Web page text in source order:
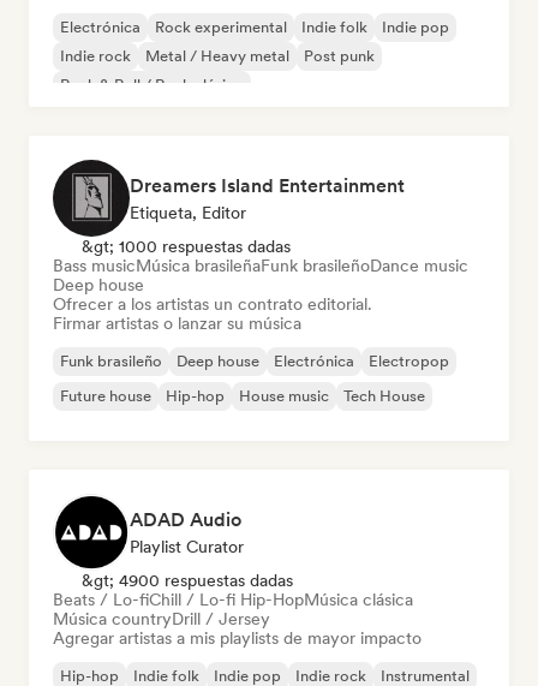
Electrónica Rock experimental Indie folk
Indie pop
Indie rock
Metal / Heavy metal
Post punk
Rock & Roll / Rock clásico
Dreamers Island Entertainment
Etiqueta, Editor
&gt; 1000 respuestas dadas
Bass musicMúsica brasileñaFunk brasileñoDance music
Deep house
Ofrecer a los artistas un contrato editorial.
Firmar artistas o lanzar su música
Funk brasileño Deep house Electrónica
Electropop
Future house
Hip-hop House music Tech House
ADAD Audio
Playlist Curator
&gt; 4900 respuestas dadas
Beats / Lo-fiChill / Lo-fi Hip-HopMúsica clásica
Música countryDrill / Jersey
Agregar artistas a mis playlists de mayor impacto
Hip-hop Indie folk Indie pop Indie rock
Instrumental